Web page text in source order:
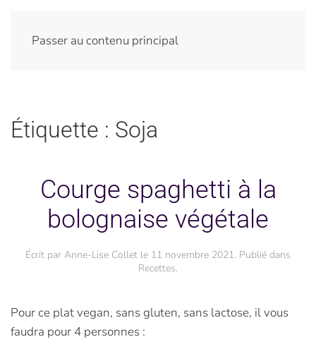
Passer au contenu principal
Étiquette : Soja
Courge spaghetti à la
bolognaise végétale
Écrit par Anne-Lise Collet le 11 novembre 2021. Publié dans
Recettes.
Pour ce plat vegan, sans gluten, sans lactose, il vous
faudra pour 4 personnes :